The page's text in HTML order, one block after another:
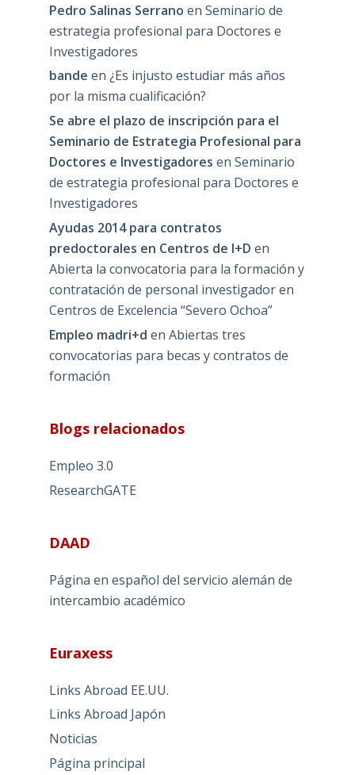
Pedro Salinas Serrano en Seminario de
estrategia profesional para Doctores e
Investigadores
bande en ¿Es injusto estudiar más años
por la misma cualificación?
Se abre el plazo de inscripción para el
Seminario de Estrategia Profesional para
Doctores e Investigadores en Seminario
de estrategia profesional para Doctores e
Investigadores
Ayudas 2014 para contratos
predoctorales en Centros de I+D en
Abierta la convocatoria para la formación y
contratación de personal investigador en
Centros de Excelencia “Severo Ochoa”
Empleo madri+d en Abiertas tres
convocatorias para becas y contratos de
formación
Blogs relacionados
Empleo 3.0
ResearchGATE
DAAD
Página en español del servicio alemán de
intercambio académico
Euraxess
Links Abroad EE.UU.
Links Abroad Japón
Noticias
Página principal